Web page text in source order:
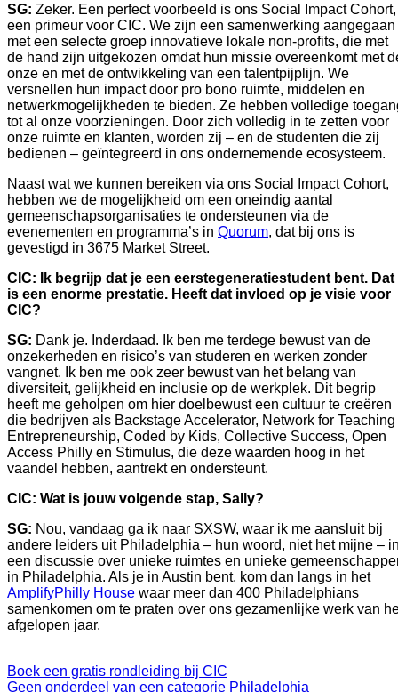
SG: Zeker. Een perfect voorbeeld is ons Social Impact Cohort,
een primeur voor CIC. We zijn een samenwerking aangegaan
met een selecte groep innovatieve lokale non-profits, die met
de hand zijn uitgekozen omdat hun missie overeenkomt met
onze en met de ontwikkeling van een talentpijplijn. We
versnellen hun impact door pro bono ruimte, middelen en
netwerkmogelijkheden te bieden. Ze hebben volledige
tot al onze voorzieningen. Door zich volledig in te zetten voor
onze ruimte en klanten, worden zij – en de studenten die zij
bedienen – geïntegreerd in ons ondernemende
Naast wat we kunnen bereiken via ons Social Impact Cohort,
hebben we de mogelijkheid om een oneindig aantal
gemeenschapsorganisaties te ondersteunen via de
evenementen en programma’s in Quorum, dat bij ons is
gevestigd in 3675 Market Street.
CIC:
Ik begrijp dat je een eerstegeneratiestudent bent. Dat
is een enorme prestatie. Heeft dat invloed op je visie voor
CIC?
SG: Dank je. Inderdaad. Ik ben me terdege bewust van de
onzekerheden en risico’s van studeren en werken zonder
vangnet. Ik ben me ook zeer bewust van het belang van
diversiteit, gelijkheid en inclusie op de werkplek. Dit begrip
heeft me geholpen om hier doelbewust een cultuur te creëren
die bedrijven als Backstage Accelerator, Network for Teaching
Entrepreneurship, Coded by Kids, Collective Success, Open
Access Philly en Stimulus, die deze waarden hoog in het
vaandel hebben, aantrekt en ondersteunt.
CIC: Wat is jouw volgende stap, Sally?
SG: Nou, vandaag ga ik naar SXSW, waar ik me aansluit bij
andere leiders uit Philadelphia – hun woord, niet het mijne –
een discussie over unieke ruimtes en unieke
in Philadelphia. Als je in Austin bent, kom dan langs in het
AmplifyPhilly House waar meer dan 400 Philadelphians
samenkomen om te praten over ons gezamenlijke werk van
afgelopen jaar.
Boek een gratis rondleiding bij CIC
Geen onderdeel van een categorie Philadelphia